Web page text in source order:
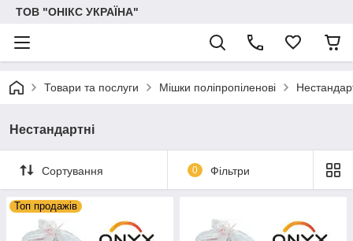
ТОВ "ОНІКС УКРАЇНА"
Товари та послуги Мішки поліпропіленові
Нестандартні
Сортування 0 Фільтри
Топ продажів